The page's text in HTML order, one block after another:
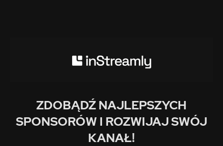
ZDOBĄDŹ NAJLEPSZYCH
SPONSORÓW I ROZWIJAJ SWÓJ
KANAŁ!